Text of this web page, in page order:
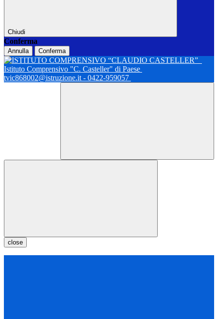
Chiudi
Conferma
Annulla Conferma
Istituto Comprensivo "C. Casteller" di Paese
tvic868002@istruzione.it - 0422-959057
close